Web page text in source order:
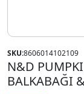
SKU:8606014102109
N&D
BALKABAĞI